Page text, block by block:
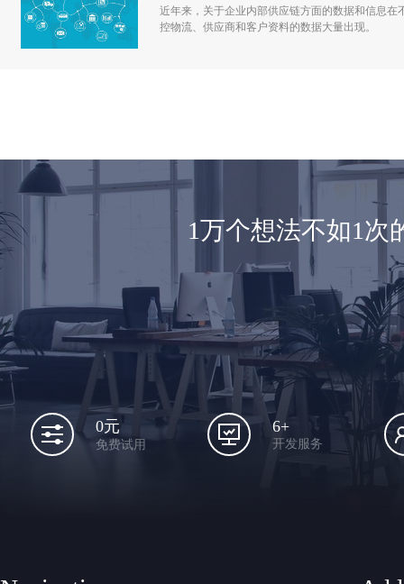
近年来，关于企业内部供应链方面的数据和信息
控物流、供应商和客户资料的数据大量出现。
1万个想法不如1次
0元
免费试用
6+
开发服务